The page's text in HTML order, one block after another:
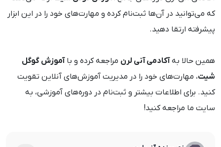
که می‌توانید در آن‌ها ثبت‌نام کرده و مهارت‌های خود را در این ابزار
پیشرفته ارتقا دهید.
همین حالا بهآکادمی آنی لرن مراجعه کرده و باآموزش گوگل
شیت، مهارت‌های خود را در مدیریت آموزش‌های آنلاین تقویت
کنید. برای اطلاعات بیشتر و ثبت‌نام در دوره‌های آموزشی، به
سایت ما مراجعه کنید!